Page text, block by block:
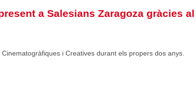
a Salesians Zaragoza gràcies al
i Creatives durant els propers dos anys.